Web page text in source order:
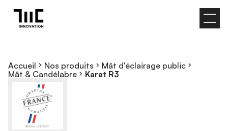
Accueil Nos produits
Mât d'éclairage public
Mât & Candélabre
Karat R3